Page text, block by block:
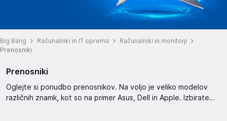
Big Bang Računalniki in IT oprema
Računalniki in monitorji
Prenosniki
Prenosniki
Oglejte si ponudbo prenosnikov. Na voljo je veliko modelov
različnih znamk, kot so na primer Asus, Dell in Apple. Izbirate